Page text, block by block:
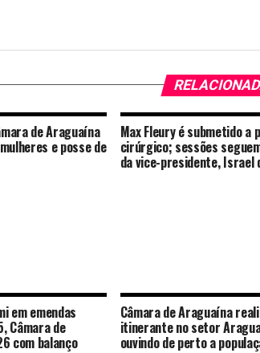
de Araguaína
e posse de
Max Fleury é submetido a
cirúrgico; sessões
da vice-presidente, Israel
em emendas
Câmara de
com balanço
Câmara de Araguaína
itinerante no setor
ouvindo de perto a